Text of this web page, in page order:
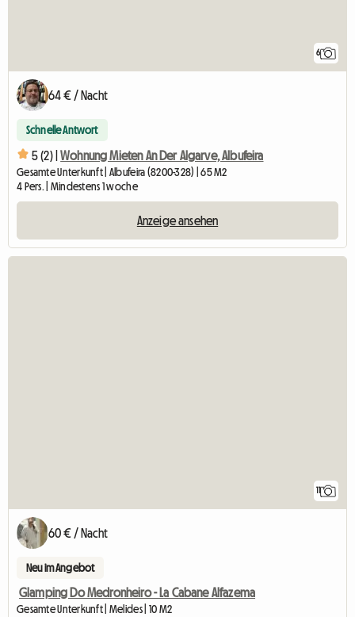
6
64 € / Nacht
Schnelle Antwort
5 (2) | Wohnung Mieten An Der Algarve, Albufeira
Gesamte Unterkunft | Albufeira (8200-328) | 65 M2
4 Pers. | Mindestens 1 woche
Anzeige ansehen
11
60 € / Nacht
Neu im Angebot
Glamping Do Medronheiro - La Cabane Alfazema
Gesamte Unterkunft | Melides | 10 M2